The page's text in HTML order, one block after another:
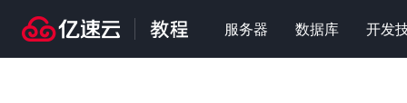
服务器 数据库 开发